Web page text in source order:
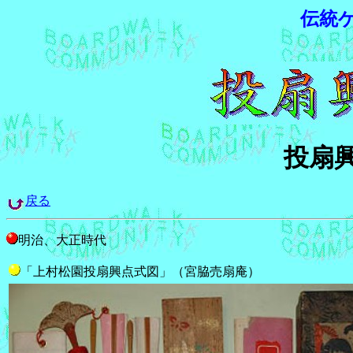
伝統
投扇
戻る
明治、大正時代
「上村松園投扇興点式図」（宮脇売扇庵）